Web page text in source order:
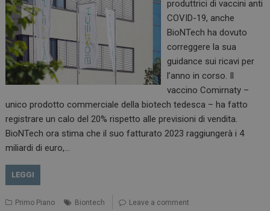
produttrici di vaccini anti
COVID-19, anche
BioNTech ha dovuto
correggere la sua
guidance sui ricavi per
l’anno in corso. Il
vaccino Comirnaty –
unico prodotto commerciale della biotech tedesca – ha fatto
registrare un calo del 20% rispetto alle previsioni di vendita.
BioNTech ora stima che il suo fatturato 2023 raggiungerà i 4
miliardi di euro,…
LEGGI
Primo Piano Biontech Leave a comment